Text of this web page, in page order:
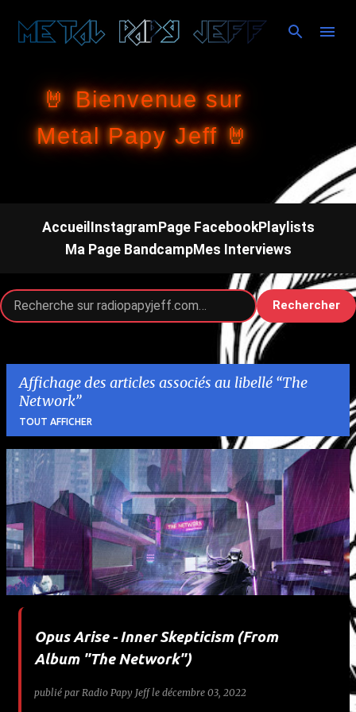
Accéder au contenu principal
🤘 Bienvenue sur
Metal Papy Jeff 🤘
Accueil InstagramPage FacebookPlaylists
Ma Page BandcampMes Interviews
Rechercher
Affichage des articles associés au libellé The
Network
TOUT AFFICHER
A
r
c
Opus Arise - Inner Skepticism (From
Album "The Network")
publié par Radio Papy Jeff le décembre 03, 2022